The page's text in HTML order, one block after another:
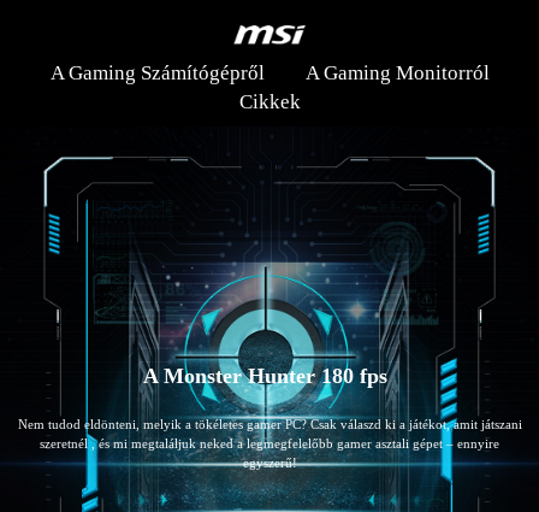
A Gaming Számítógépről
A Gaming Monitorról
Cikkek
A Monster Hun
Nem tudod eldönteni, melyik a tökéletes gamer PC? Csak válaszd ki a játékot, amit játszani
szeretnél , és mi megtaláljuk neked a legmegfelelőbb gamer asztali gépet – ennyire
egyszerű!